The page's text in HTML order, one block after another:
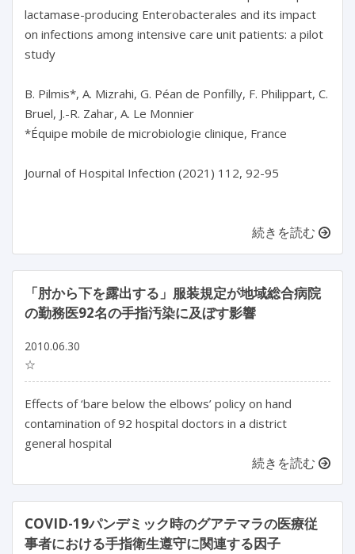
lactamase-producing Enterobacterales and its impact
on infections among intensive care unit patients: a pilot
study
B. Pilmis*, A. Mizrahi, G. Péan de Ponfilly, F. Philippart, C.
Bruel, J.-R. Zahar, A. Le Monnier
*Équipe mobile de microbiologie clinique, France
Journal of Hospital Infection (2021) 112, 92-95
続きを読む
「肘から下を露出する」服装規定が地域総合病院
の勤務医92名の手指汚染に及ぼす影響
2010.06.30
☆
Effects of ‘bare below the elbows’ policy on hand
contamination of 92 hospital doctors in a district
general hospital
続きを読む
COVID-19パンデミック時のグアテマラの医療従
事者における手指衛生遵守に関連する因子